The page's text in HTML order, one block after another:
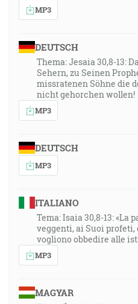
MP3
DEUTSCH
Thema: Jesaia 30,8-13:
Sehern, zu Seinen
missratenen Söhne die
nicht gehorchen wollen!
MP3
DEUTSCH
MP3
ITALIANO
Tema: Isaia 30,8-13: «La
veggenti, ai Suoi
vogliono obbedire alle
MP3
MAGYAR